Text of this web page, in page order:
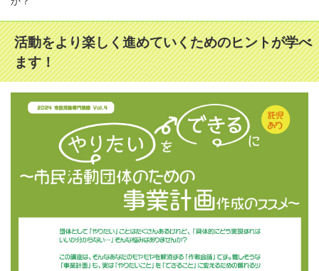
活動をより楽しく進めていくためのヒントが学べ
ます！